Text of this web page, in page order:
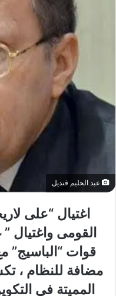
عبد الحليم قنديل
اغتيال “على
القومى واغتيال
قوات “الباسيج”
مضافة للنظام ،
المميتة فى